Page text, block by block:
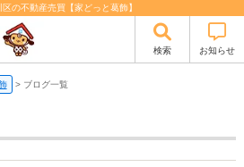
の不動産売買【家どっと葛飾】
検索 お知らせ
> ブログ一覧